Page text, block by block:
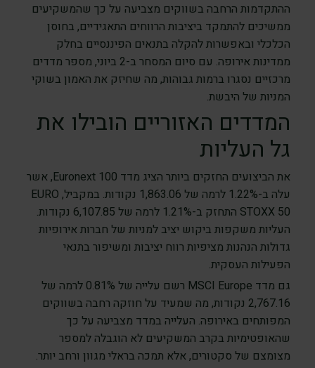
ההתקדמות הרחבה בשווקים מצביעה על כך שהמשקיעים
ממשיכים להתמקד ביציבות הרווחים התאגידיים, בחוסן
הכלכלי ובאפשרות להקלה בתנאים הפיננסיים בחלק
ממדינות אירופה. עם סיום המסחר ב-2 ביוני, מספר מדדים
מרכזיים נסגרו ברמות גבוהות, מה שחיזק את האמון בשוקי
המניות של היבשת.
המדדים האזוריים הובילו את
גל העליות
את הביצועים החזקים ביותר הציג מדד Euronext 100, אשר
עלה ב-1.22% לרמה של 1,863.06 נקודות. במקביל, EURO
STOXX 50 התחזק ב-1.21% לרמה של 6,107.85 נקודות.
העליות משקפות ביקוש יציב למניות של חברות אירופיות
גדולות הנהנות מציפיות רווח יציבות ומשיפור בתנאי
הפעילות העסקית.
גם מדד MSCI Europe רשם עלייה של 0.81% לרמה של
2,767.16 נקודות, מה שמעיד על חוזקה רחבה בשווקים
המפותחים באירופה. העלייה במדד מצביעה על כך
שהאופטימיות בקרב המשקיעים לא הוגבלה למספר
מצומצם של סקטורים, אלא תמכה בראלי מגוון ורחב יותר.